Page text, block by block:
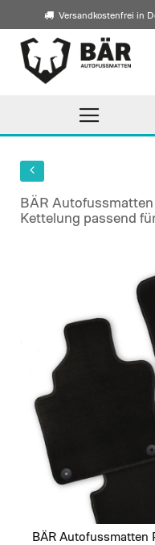
Versandkostenfrei in
Direkt
zum
Inhalt
BÄR
Kettelung passend
images
gallery
BÄR Autofussmatten